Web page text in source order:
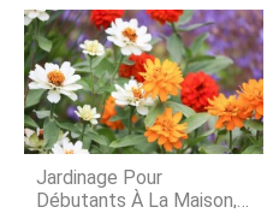
Jardinage Pour
Débutants À La Maison,